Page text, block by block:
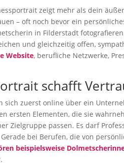
zeigt mehr als dein
– oft noch bevor ein
in Filderstadt
und gleichzeitig offen,
Website, berufliche Netzwerke,
schafft
sich zuerst online über ein
ersten Elementen, die sie
Zielgruppe passen. Es darf
bei Berufen, die von
beispielsweise